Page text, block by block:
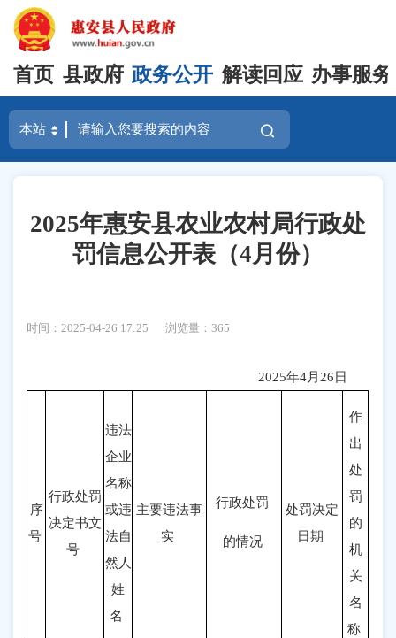
首页 县政府 政务公开 解读回应 办事服务
2025年惠安县农业农村局行政处
罚信息公开表（4月份）
时间：2025-04-26 17:25 浏览量：365
2025年4月 26日
序
号
行政处罚
决定书文
号
违法
企业
名称
或违
法自
然人
姓
名
主要违法事
实
行政处罚
的情况
处罚决定
日期
作
出
处
罚
的
机
关
名
称